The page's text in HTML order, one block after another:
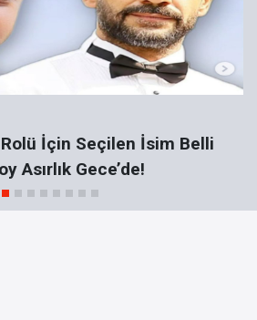
İçin Seçilen İsim Belli
Asırlık Gece’de!